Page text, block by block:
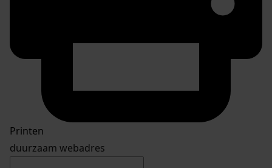
Printen
duurzaam webadres